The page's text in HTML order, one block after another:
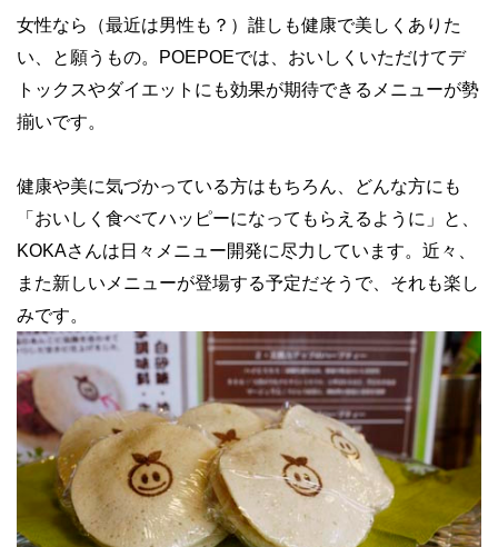
女性なら（最近は男性も？）誰しも健康で美しくありた
い、と願うもの。POEPOEでは、おいしくいただけてデ
トックスやダイエットにも効果が期待できるメニューが勢
揃いです。
健康や美に気づかっている方はもちろん、どんな方にも
「おいしく食べてハッピーになってもらえるように」と、
KOKAさんは日々メニュー開発に尽力しています。近々、
また新しいメニューが登場する予定だそうで、それも楽し
みです。